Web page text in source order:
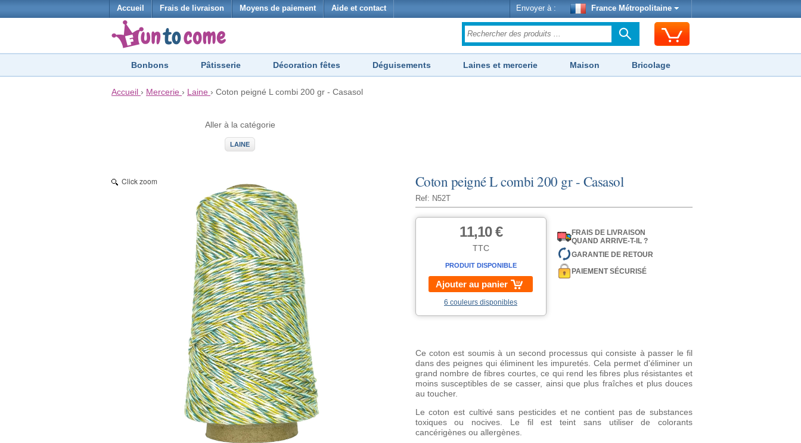
Accueil Frais de livraison Moyens de paiement Aide et contact Envoyer à : France Métropolitaine
Bonbons Pâtisserie Décoration fêtes Déguisements Laines et mercerie Maison Bricolage
Accueil › Mercerie › Laine › Coton peigné L combi 200 gr - Casasol
Aller à la catégorie
LAINE
Coton peigné L combi 200 gr - Casasol
Ref: N52T
Click zoom
11,10 €
TTC
PRODUIT DISPONIBLE
Ajouter au panier
6 couleurs disponibles
FRAIS DE LIVRAISON
QUAND ARRIVE-T-IL ?
GARANTIE DE RETOUR
PAIEMENT SÉCURISÉ
Ce coton est soumis à un second processus qui consiste à passer le fil
dans des peignes qui éliminent les impuretés. Cela permet d'éliminer un
grand nombre de fibres courtes, ce qui rend les fibres plus résistantes et
moins susceptibles de se casser, ainsi que plus fraîches et plus douces
au toucher.
Le coton est cultivé sans pesticides et ne contient pas de substances
toxiques ou nocives. Le fil est teint sans utiliser de colorants
cancérigènes ou allergènes.